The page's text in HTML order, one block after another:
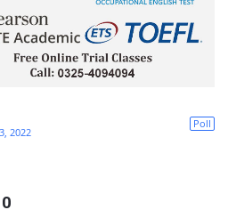
Poll
2022